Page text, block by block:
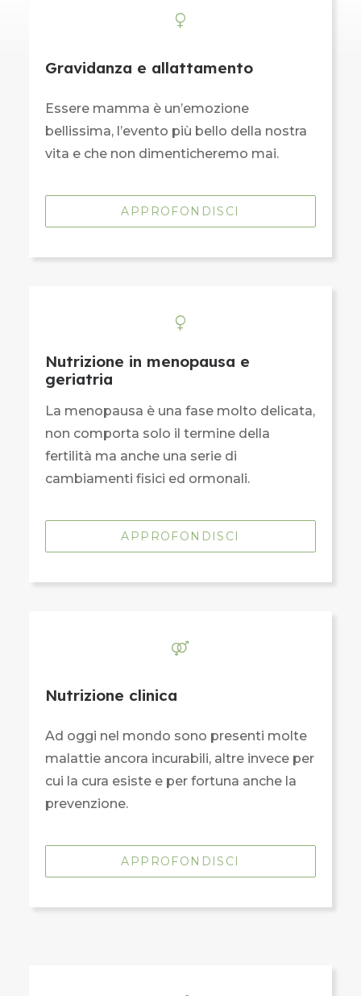
Gravidanza e allattamento
Essere mamma è un’emozione
bellissima, l’evento più bello della nostra
vita e che non dimenticheremo mai.
APPROFONDISCI
Nutrizione in menopausa e
geriatria
La menopausa è una fase molto delicata,
non comporta solo il termine della
fertilità ma anche una serie di
cambiamenti fisici ed ormonali.
APPROFONDISCI
Nutrizione clinica
Ad oggi nel mondo sono presenti molte
malattie ancora incurabili, altre invece per
cui la cura esiste e per fortuna anche la
prevenzione.
APPROFONDISCI